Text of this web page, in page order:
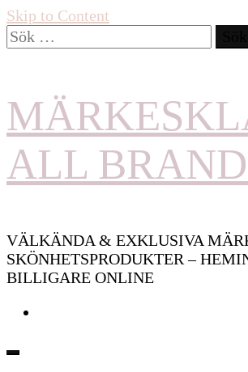
Skip to Content
Sök
efter:
ALL
VÄLKÄNDA & EXKLUSIVA
SKÖNHETSPRODUKTER –
BILLIGARE ONLINE